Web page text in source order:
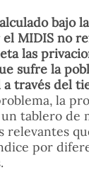
bajo
MIDIS no
las
sufre la
través del
la
tablero de
relevantes
por